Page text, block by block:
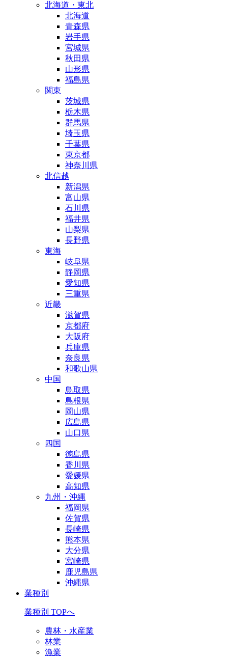
北海道・東北
北海道
青森県
岩手県
宮城県
秋田県
山形県
福島県
関東
茨城県
栃木県
群馬県
埼玉県
千葉県
東京都
神奈川県
北信越
新潟県
富山県
石川県
福井県
山梨県
長野県
東海
岐阜県
静岡県
愛知県
三重県
近畿
滋賀県
京都府
大阪府
兵庫県
奈良県
和歌山県
中国
鳥取県
島根県
岡山県
広島県
山口県
四国
徳島県
香川県
愛媛県
高知県
九州・沖縄
福岡県
佐賀県
長崎県
熊本県
大分県
宮崎県
鹿児島県
沖縄県
業種別
業種別 TOPへ
農林・水産業
林業
漁業